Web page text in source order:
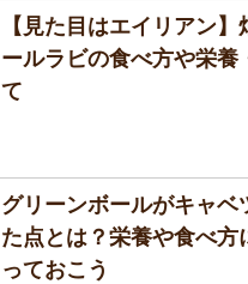
【見た目はエイリアン】
ールラビの食べ方や栄養
て
グリーンボールがキャベ
た点とは？栄養や食べ方
っておこう